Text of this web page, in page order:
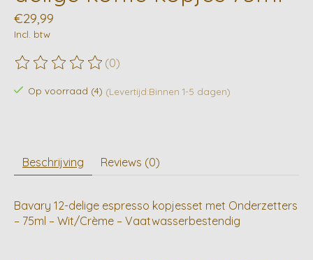
€29,99
Incl. btw
De beoordeling van dit product is
(0)
Op voorraad (4) (Levertijd:Binnen 1-5 dagen)
Beschrijving Reviews (0)
Bavary 12-delige espresso kopjesset met Onderzetters
– 75ml – Wit/Crème – Vaatwasserbestendig